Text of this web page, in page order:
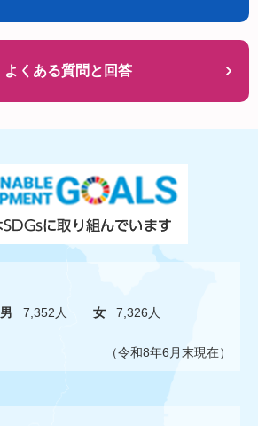
よくある質問と回答
男 7,352人 女
7,326人
（令和8年6月末現在）